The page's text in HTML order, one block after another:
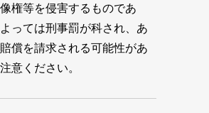
権等を侵害するものであ
っては刑事罰が科され、あ
償を請求される可能性があ
意ください。